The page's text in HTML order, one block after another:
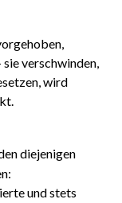
verschwinden,
wird
diejenigen
und stets